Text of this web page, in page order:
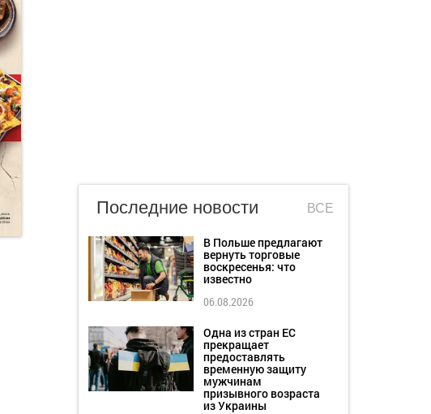
Последние новости ВСЕ
В Польше предлагают
вернуть торговые
воскресенья: что
известно
06.08.2026
Одна из стран ЕС
прекращает
предоставлять
временную защиту
мужчинам
призывного возраста
из Украины